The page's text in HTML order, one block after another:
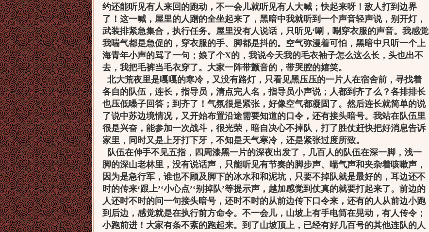
约还能听见有人来回的跑动，不一会儿就听见有人大喊；快起来呀！敌人打到边界
了！这一喊，屋里的人蹭的全坐起来了，黑暗中我就听到一个声音轻声说，别开灯，
武装排紧急集合，执行任务。屋里没有人说话，只听见‘唰，唰穿衣服的声音。我感觉
我喘气都是急促的，穿衣服的手、脚都是抖的。空气弥漫着可怕，黑暗中只听一个上
海青年小声的骂了一句；娘了个X的，我说今天我的毛衣袖子怎么这么长，头也出不
去，我把毛裤当毛衣穿了。大家一阵带颤音的，带哭腔的嬉笑。
北大荒夜里是嘎嘎的寒冷，又没有路灯，只看见黑压压的一片人在宿舍前，寻找着
各自的队伍，连长，指导员，清点完人名，指导员小声说；人都到齐了么？各排排长
也压低嗓子回答；到齐了！气氛很是紧张，好像空气都凝固了。然后连长就简单的说
了说中苏边境情况，又开始布置沿途需要知道的口令，还有接头暗号。我站在队伍里
很是兴奋，能参加一次战斗，很光荣，暗自决心不掉队，打了胜仗赶快把好消息告诉
家里，同时又是上牙打下牙，不知是天气寒冷，还是紧张过度所致。
队伍在伸手不见五指，四周漆黑一片的深夜出发了，几百人的队伍在深一脚，浅一
脚的深山老林里，没有说话声，只能听见有节奏的脚步声、喘气声和夹杂着咳嗽声，
因为是急行军，谁也不顾及脚下的冰水和和泥坑，只要不掉队就是最好的，耳边还不
时的传来‘跟上’‘小心点’‘别掉队’等提示声，越加感觉到仗真的就要打起来了。前边的
人还时不时的问一句接头暗号，还时不时的从前边传下口令来，还有的人从前边小跑
到后边，感觉就是在执行前方命令。不一会儿，山坡上有手电筒在晃动，有人传令；
小跑前进！大家有条不紊的跑起来。到了山坡顶上，已经有好几百号的其他连队的人